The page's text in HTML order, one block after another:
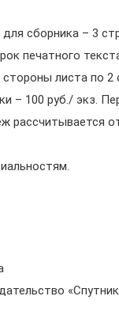
сборника – 3
печатного
листа по 2
– 100 руб./ экз.
рассчитывается